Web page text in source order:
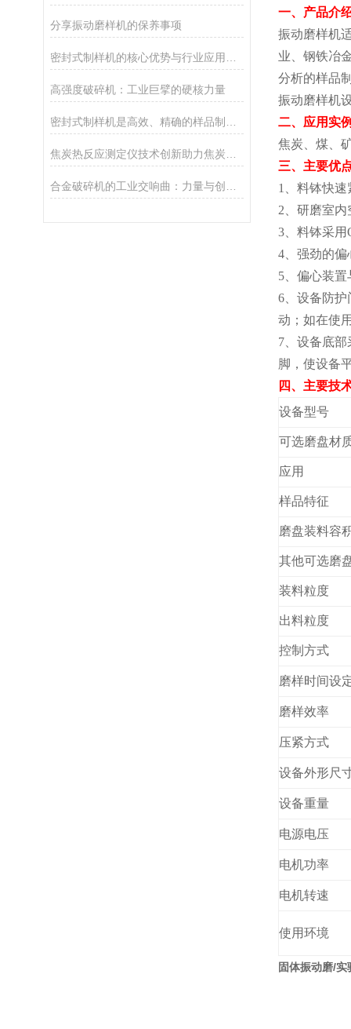
分享振动磨样机的保养事项
高强度破碎机：工业巨擘的硬核力量
一、产品介
振动磨样机
业、钢铁冶
分析的样品
振动磨样机
二、应用实
焦炭、煤、
三、主要优
1
、料钵快
2 、研磨室
3 、料钵采
4 、强劲的
5 、偏心装
6 、设备防
动；如在使
7 、设备底
脚，使设备
四、主要技
设备型号
可选磨盘材
应用
样品特征
磨盘装料容
其他可选磨
装料粒度
出料粒度
控制方式
磨样时间设
磨样效率
压紧方式
设备外形尺
设备重量
电源电压
电机功率
电机转速
使用环境
固体振动磨/